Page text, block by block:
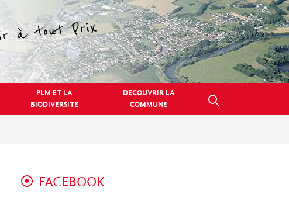
PLM ET LA
BIODIVERSITE
DECOUVRIR LA
COMMUNE
FACEBOOK